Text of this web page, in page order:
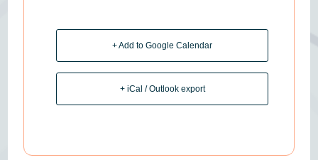
+ Add to Google Calendar
+ iCal / Outlook export